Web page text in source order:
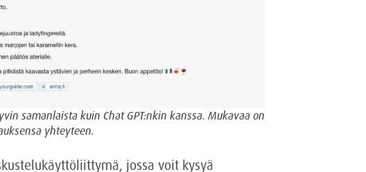
samanlaista kuin Chat GPT:nkin kanssa. Mukavaa on
yhteyteen.
jossa voit kysyä